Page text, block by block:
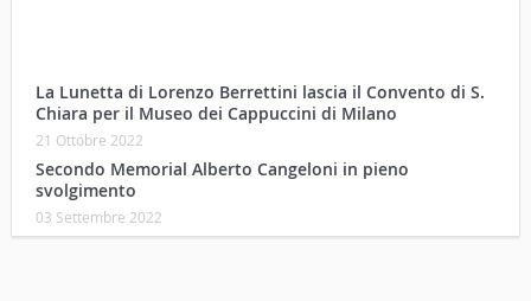
La Lunetta di Lorenzo Berrettini lascia il Convento di S.
Chiara per il Museo dei Cappuccini di Milano
21 Ottobre 2022
Secondo Memorial Alberto Cangeloni in pieno
svolgimento
03 Settembre 2022